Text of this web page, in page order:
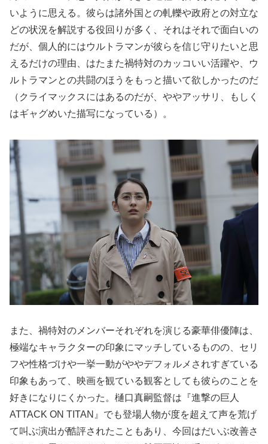
いように思える。彼らは諸外国との軋轢や政府との対立な
どの状況を解説する役回りが多く、それはそれで面白いの
だが、個人的にはウルトラマンが彼らを信じ守りたいと思
えるだけの理由、はたまた禍特対のカッコいい活躍や、ウ
ルトラマンとの共闘のほうをもっと描いて欲しかったのだ
（クライマックスにはあるのだが、ややアッサリ、もしく
はギャグめいた描写になっている）。
また、禍特対のメンバーそれぞれを演じる豪華俳優陣は、
極端なキャラクターの印象にマッチしているものの、セリ
フや性格づけや一挙一動がややデフォルメされすぎている
印象もあって、映画を観ている観客としても彼らのことを
好きになりにくかった。樋口真嗣監督は『進撃の巨人
ATTACK ON TITAN』でも登場人物が度を超えて声を荒げ
て叫ぶ演出が酷評されたこともあり、今回はだいぶ改善さ